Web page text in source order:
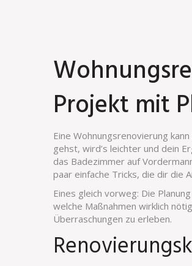
Projekt mit
Eine Wohnungsrenovierung
gehst, wird’s leichter und dein
das Badezimmer auf
paar einfache Tricks, die dir die
Eines gleich vorweg: Die
welche Maßnahmen wirklich
Überraschungen zu erleben.